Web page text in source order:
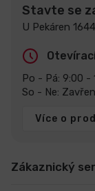
Stavte se
U Pekáren
Po - Pá: 9:00 -
So - Ne:
Více o
Zákaznický